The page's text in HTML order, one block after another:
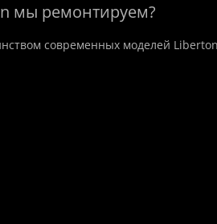
мы ремонтируем?
современных моделей